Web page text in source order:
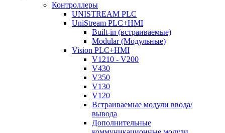
Контроллеры
UNISTREAM PLC
UniStream PLC+HMI
Built-in (встраиваемые)
Modular (Модульные)
Vision PLC+HMI
V1210 - V200
V430
V350
V130
V120
Встраиваемые модули ввода/
вывода
Дополнительные